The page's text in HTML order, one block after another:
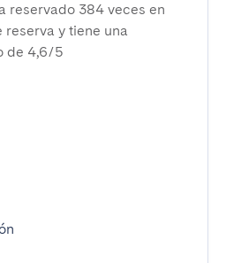
reservado 384 veces en
y tiene una
de 4,6/5